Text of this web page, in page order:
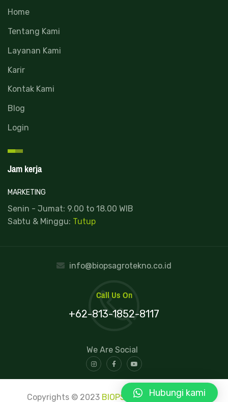
Home
Tentang Kami
Layanan Kami
Karir
Kontak Kami
Blog
Login
Jam kerja
MARKETING
Senin - Jumat: 9.00 to 18.00 WIB
Sabtu & Minggu: Tutup
info@biopsagrotekno.co.id
Call Us On
+62-813-1852-8117
We Are Social
Copyrights © 2023 BIOPS . All rights reserved.
Hubungi kami